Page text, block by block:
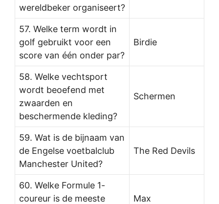
wereldbeker organiseert?
57. Welke term wordt in
golf gebruikt voor een
score van één onder par?
Birdie
58. Welke vechtsport
wordt beoefend met
zwaarden en
beschermende kleding?
Schermen
59. Wat is de bijnaam van
de Engelse voetbalclub
Manchester United?
The Red Devils
60. Welke Formule 1-
coureur is de meeste
Max